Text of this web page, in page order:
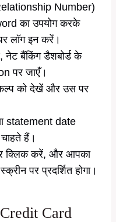
Number)
का उपयोग करके
लॉग इन करें।
नेट बैंकिंग डैशबोर्ड के
पर जाएँ।
को देखें और उस पर
statement date
हैं।
क्लिक करें, और आपका
पर प्रदर्शित होगा।
Card